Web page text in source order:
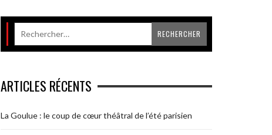
ARTICLES RÉCENTS
La Goulue : le coup de cœur théâtral de l’été parisien